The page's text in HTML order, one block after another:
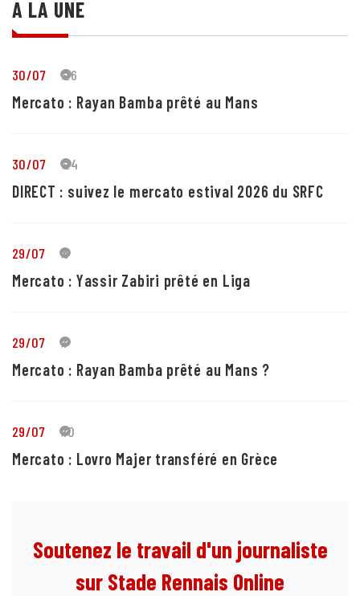
A LA UNE
30/07 26
Mercato : Rayan Bamba prêté au Mans
30/07 24
DIRECT : suivez le mercato estival 2026 du SRFC
29/07 5
Mercato : Yassir Zabiri prêté en Liga
29/07 1
Mercato : Rayan Bamba prêté au Mans ?
29/07 10
Mercato : Lovro Majer transféré en Grèce
Soutenez le travail d'un journaliste
sur Stade Rennais Online